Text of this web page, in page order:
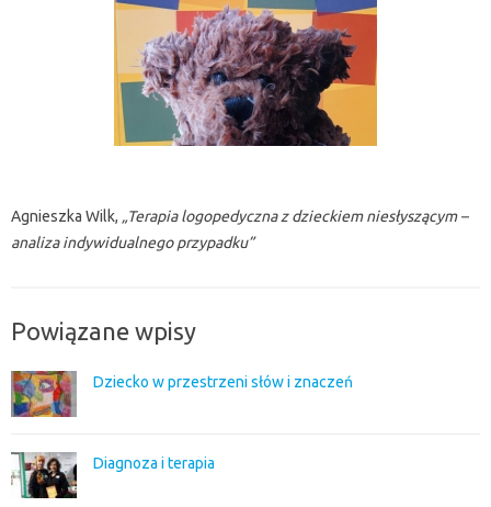
Agnieszka Wilk, „Terapia logopedyczna z dzieckiem niesłyszącym –
analiza indywidualnego przypadku”
Powiązane wpisy
Dziecko w przestrzeni słów i znaczeń
Diagnoza i terapia